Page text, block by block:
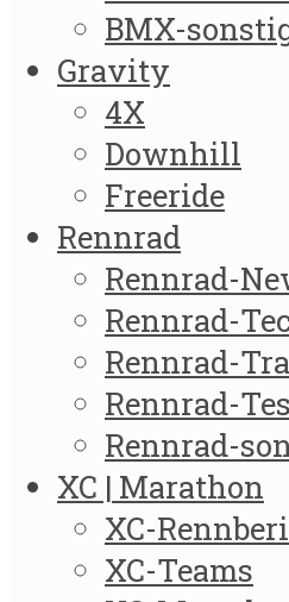
BMX-
Gravity
4X
Downhill
Freeride
Rennrad
Rennrad-
Rennrad-
Rennrad-
Rennrad-
Rennrad-
XC | Marathon
XC-
XC-Teams